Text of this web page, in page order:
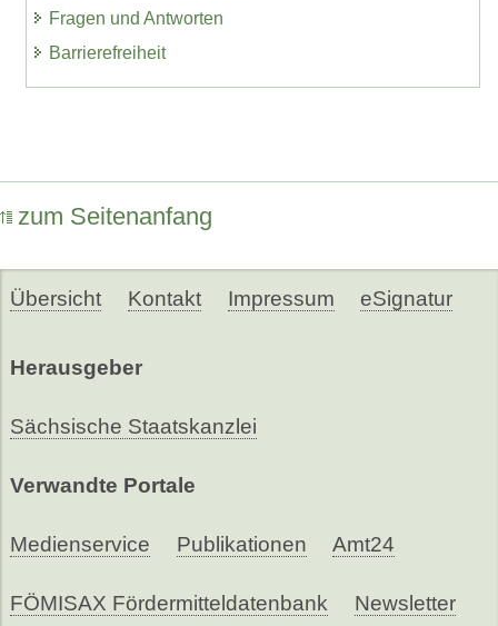
Fragen und Antworten
Barrierefreiheit
zum Seitenanfang
Übersicht Kontakt Impressum eSignatur
Herausgeber
Sächsische Staatskanzlei
Verwandte Portale
Medienservice Publikationen Amt24
FÖMISAX Fördermitteldatenbank Newsletter